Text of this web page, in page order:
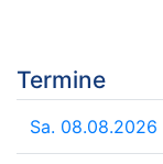
Termine
Sa. 08.08.2026